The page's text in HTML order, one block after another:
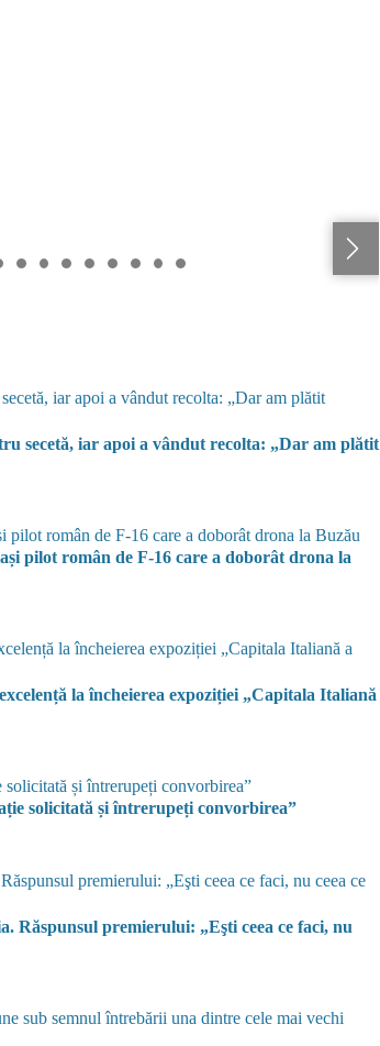
secetă, iar apoi a vândut recolta: „Dar am plătit
pilot român de F-16 care a doborât drona la
la încheierea expoziției „Capitala Italiană
solicitată și întrerupeți convorbirea”
Răspunsul premierului: „Eşti ceea ce faci, nu